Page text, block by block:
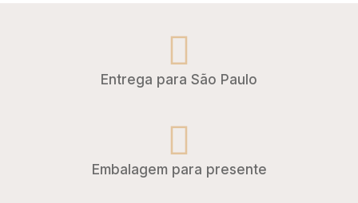
Entrega para São Paulo
Embalagem para presente